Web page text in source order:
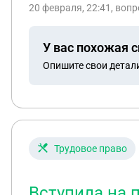
я никак через суд
20 февраля, 22:41 ,
У вас похожая
Опишите свои
Трудовое право